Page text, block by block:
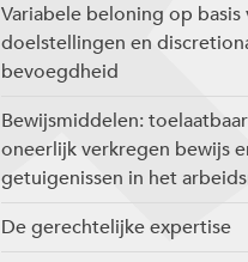
Variabele beloning op basis
doelstellingen en
bevoegdheid
Bewijsmiddelen:
oneerlijk verkregen bewijs
getuigenissen in het
De gerechtelijke expertise